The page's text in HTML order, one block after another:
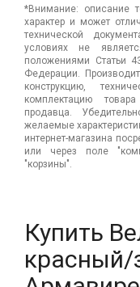
*Внимание: описание
характер и может
технической
условиях не
положениями Статьи
Федерации.
конструкцию,
комплектацию
продавца.
желаемые
интернет-магазина
или через поле
"корзины".
Купить
красный/